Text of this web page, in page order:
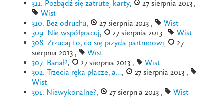
311. Pozbądź się zatrutej karty,
27 sierpnia 2013 ,
Wist
310. Bez odruchu, 27 sierpnia 2013 ,
Wist
309. Nie współpracuj, 27 sierpnia 2013 ,
Wist
308. Zrzucaj to, co się przyda partnerowi,
27
sierpnia 2013 ,
Wist
307. Banał?, 27 sierpnia 2013 ,
Wist
302. Trzecia ręka płacze, a…,
27 sierpnia 2013 ,
Wist
301. Niewykonalne?, 27 sierpnia 2013 , Wist